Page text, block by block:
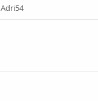
Adri54